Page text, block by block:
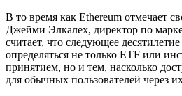
В то время как Ethereum отмечает
Джейми Элкалех, директор по
считает, что следующее
определяться не только ETF или
принятием, но и тем, насколько
для обычных пользователей через